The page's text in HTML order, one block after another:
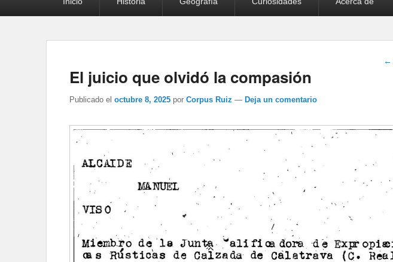
←
El juicio que olvidó la compasión
Publicado el octubre 8, 2025 por Corpus Ruiz — Deja un comentario